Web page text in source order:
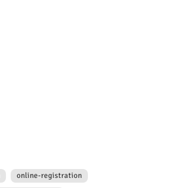
online-registration